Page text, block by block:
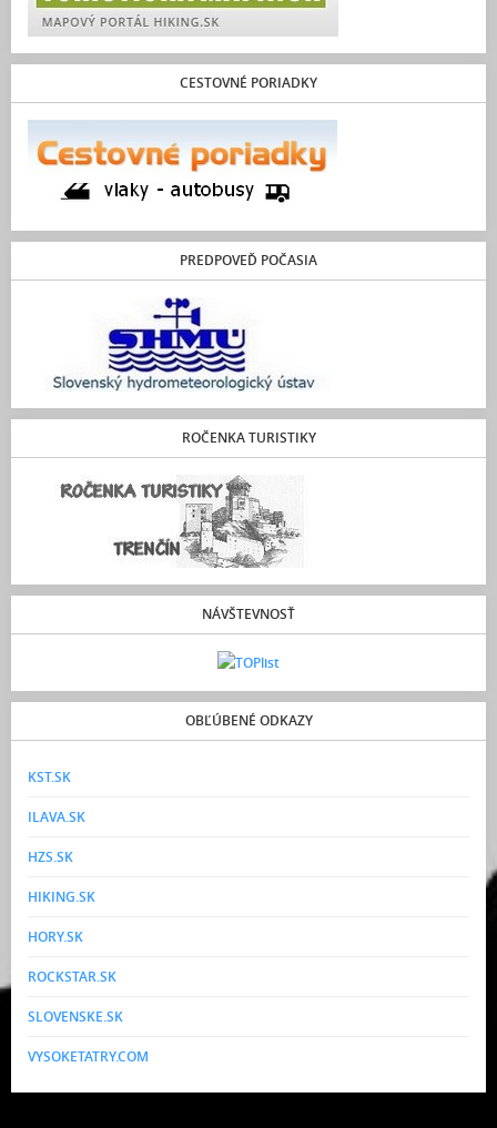
CESTOVNÉ PORIADKY
PREDPOVEĎ POČASIA
ROČENKA TURISTIKY
NÁVŠTEVNOSŤ
OBĽÚBENÉ ODKAZY
KST.SK
ILAVA.SK
HZS.SK
HIKING.SK
HORY.SK
ROCKSTAR.SK
SLOVENSKE.SK
VYSOKETATRY.COM